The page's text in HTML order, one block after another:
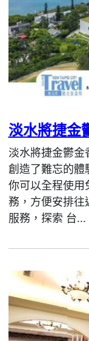
淡水將捷金
淡水將捷金鬱
創造了難忘的體
你可以全程使用
務，方便安排往
服務，探索 台...